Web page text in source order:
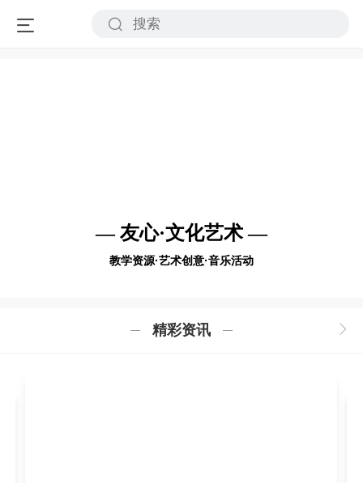
— 友心·文化艺术 —
教学资源·艺术创意·音乐活动
精彩资讯